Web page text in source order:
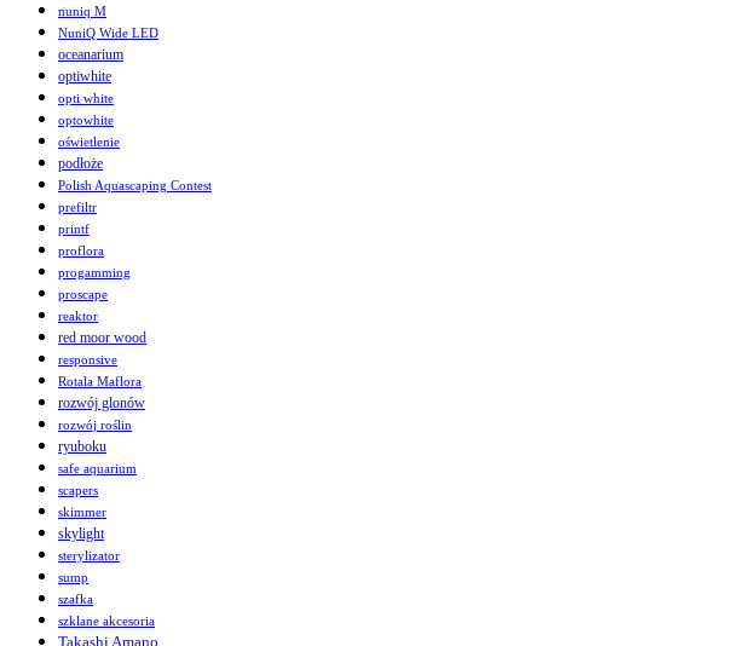
nuniq M
NuniQ Wide LED
oceanarium
optiwhite
opti white
optowhite
oświetlenie
podłoże
Polish Aquascaping Contest
prefiltr
printf
proflora
progamming
proscape
reaktor
red moor wood
responsive
Rotala Maflora
rozwój glonów
rozwój roślin
ryuboku
safe aquarium
scapers
skimmer
skylight
sterylizator
sump
szafka
szklane akcesoria
Takashi Amano